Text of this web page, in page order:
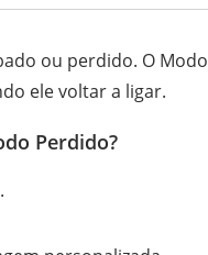
ou perdido. O
ele voltar a ligar.
Perdido?